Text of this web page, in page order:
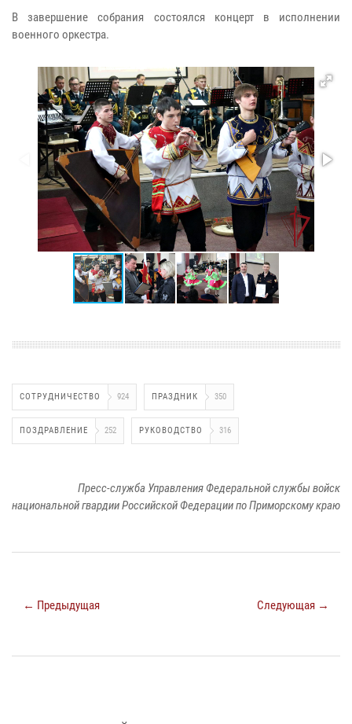
В завершение собрания состоялся концерт в исполнении
военного оркестра.
СОТРУДНИЧЕСТВО 924 ПРАЗДНИК 350
ПОЗДРАВЛЕНИЕ 252 РУКОВОДСТВО 316
Пресс-служба Управления Федеральной службы войск
национальной гвардии Российской Федерации по Приморскому краю
← Предыдущая Следующая →